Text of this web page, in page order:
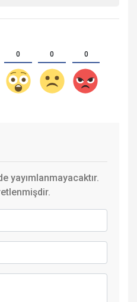
0 0 0
yayımlanmayacaktır.